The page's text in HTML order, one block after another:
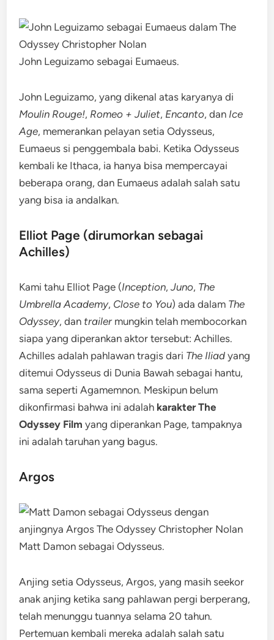
John Leguizamo sebagai Eumaeus.
John Leguizamo, yang dikenal atas karyanya di
Moulin Rouge!, Romeo + Juliet, Encanto, dan Ice
Age, memerankan pelayan setia Odysseus,
Eumaeus si penggembala babi. Ketika Odysseus
kembali ke Ithaca, ia hanya bisa mempercayai
beberapa orang, dan Eumaeus adalah salah satu
yang bisa ia andalkan.
Elliot Page (dirumorkan sebagai
Achilles)
Kami tahu Elliot Page (Inception,Juno, The
Umbrella Academy, Close to You) ada dalam The
Odyssey, dan trailer mungkin telah membocorkan
siapa yang diperankan aktor tersebut: Achilles.
Achilles adalah pahlawan tragis dari The Iliad yang
ditemui Odysseus di Dunia Bawah sebagai hantu,
sama seperti Agamemnon. Meskipun belum
dikonfirmasi bahwa ini adalah karakter The
Odyssey Film yang diperankan Page, tampaknya
ini adalah taruhan yang bagus.
Argos
Matt Damon sebagai Odysseus.
Anjing setia Odysseus, Argos, yang masih seekor
anak anjing ketika sang pahlawan pergi berperang,
telah menunggu tuannya selama 20 tahun.
Pertemuan kembali mereka adalah salah satu